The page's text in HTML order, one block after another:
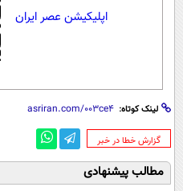
اپلیکیشن عصر ایران
لینک کوتاه:
‌گزارش خطا در خبر
مطالب پیشنهادی